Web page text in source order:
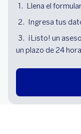
Llena el
Ingresa tus
¡Listo! un
un plazo de 24